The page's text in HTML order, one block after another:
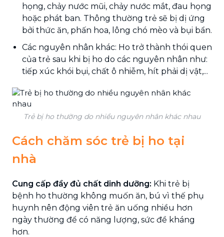
họng, chảy nước mũi, chảy nước mắt, đau họng
hoặc phát ban. Thông thường trẻ sẽ bị dị ứng
bởi thức ăn, phấn hoa, lông chó mèo và bụi bẩn.
Các nguyên nhân khác: Ho trở thành thói quen
của trẻ sau khi bị ho do các nguyên nhân như:
tiếp xúc khói bụi, chất ô nhiễm, hít phải dị vật,...
Trẻ bị ho thường do nhiều nguyên nhân khác nhau
Cách chăm sóc trẻ bị ho tại
nhà
Cung cấp đầy đủ chất dinh dưỡng: Khi trẻ bị
bệnh ho thường không muốn ăn, bú vì thế phụ
huynh nên động viên trẻ ăn uống nhiều hơn
ngày thường để có năng lượng, sức đề kháng
hơn.